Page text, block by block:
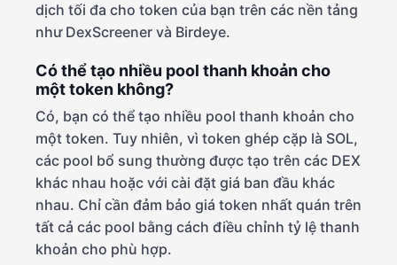
dịch tối đa cho token của bạn trên các nền tảng
như DexScreener và Birdeye.
Có thể tạo nhiều pool thanh khoản cho
một token không?
Có, bạn có thể tạo nhiều pool thanh khoản cho
một token. Tuy nhiên, vì token ghép cặp là SOL,
các pool bổ sung thường được tạo trên các DEX
khác nhau hoặc với cài đặt giá ban đầu khác
nhau. Chỉ cần đảm bảo giá token nhất quán trên
tất cả các pool bằng cách điều chỉnh tỷ lệ thanh
khoản cho phù hợp.